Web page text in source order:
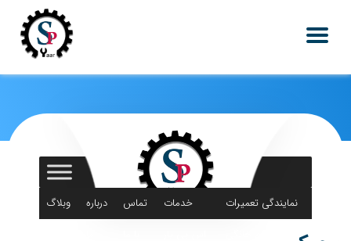
نمایندگی تعمیرات
خدمات
تماس
درباره
وبلاگ